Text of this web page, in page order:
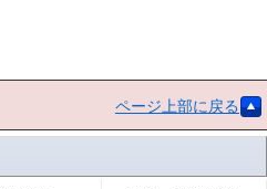
ページ上部に戻る